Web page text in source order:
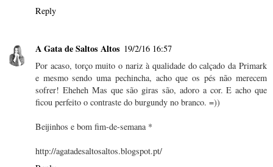
Reply
A Gata de Saltos Altos 19/2/16 16:57
Por acaso, torço muito o nariz à qualidade do calçado da Primark
e mesmo sendo uma pechincha, acho que os pés não merecem
sofrer! Eheheh Mas que são giras são, adoro a cor. E acho que
ficou perfeito o contraste do burgundy no branco. =))
Beijinhos e bom fim-de-semana *
http://agatadesaltosaltos.blogspot.pt/